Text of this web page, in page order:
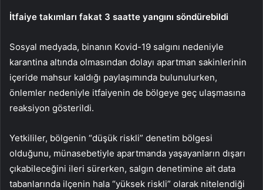
İtfaiye takımları fakat 3 saatte yangını söndürebildi
Sosyal medyada, binanın Kovid-19 salgını nedeniyle
karantina altında olmasından dolayı apartman sakinlerinin
içeride mahsur kaldığı paylaşımında bulunulurken,
önlemler nedeniyle itfaiyenin de bölgeye geç ulaşmasına
reaksiyon gösterildi.
Yetkililer, bölgenin “düşük riskli” denetim bölgesi
olduğunu, münasebetiyle apartmanda yaşayanların dışarı
çıkabileceğini ileri sürerken, salgın denetimine ait data
tabanlarında ilçenin hala “yüksek riskli” olarak nitelendiği